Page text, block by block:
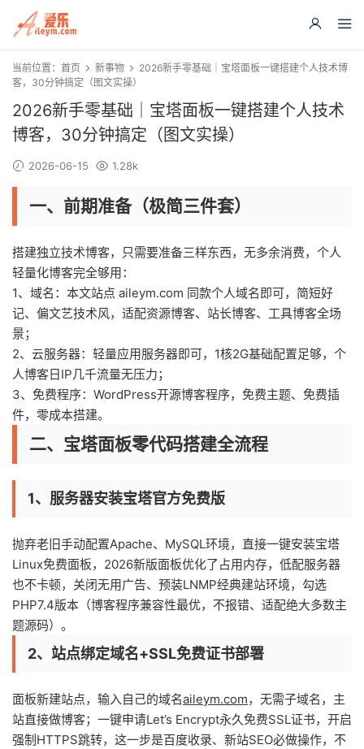
当前位置： 首页 新事物
2026新手零基础｜宝塔面板一键搭建个人技术博
客，30分钟搞定（图文实操）
2026新手零基础｜宝塔面板一键搭建个人技术
博客，30分钟搞定（图文实操）
2026-06-15 1.28k
一、前期准备（极简三件套）
搭建独立技术博客，只需要准备三样东西，无多余消费，个人
轻量化博客完全够用：
1、域名：本文站点 aileym.com 同款个人域名即可，简短好
记、偏文艺技术风，适配资源博客、站长博客、工具博客全场
景；
2、云服务器：轻量应用服务器即可，1核2G基础配置足够，个
人博客日IP几千流量无压力；
3、免费程序：WordPress开源博客程序，免费主题、免费插
件，零成本搭建。
二、宝塔面板零代码搭建全流程
1、服务器安装宝塔官方免费版
抛弃老旧手动配置Apache、MySQL环境，直接一键安装宝塔
Linux免费面板，2026新版面板优化了占用内存，低配服务器
也不卡顿，关闭无用广告、预装LNMP经典建站环境，勾选
PHP7.4版本（博客程序兼容性最优，不报错、适配绝大多数主
题源码）。
2、站点绑定域名+SSL免费证书部署
面板新建站点，输入自己的域名aileym.com，无需子域名，主
站直接做博客；一键申请Let’s Encrypt永久免费SSL证书，开启
强制HTTPS跳转，这一步是百度收录、新站SEO必做操作，不